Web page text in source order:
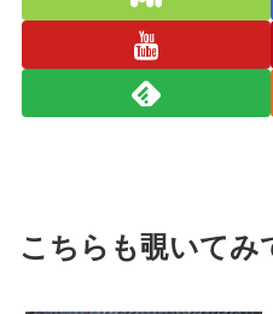
こちらも覗いてみ